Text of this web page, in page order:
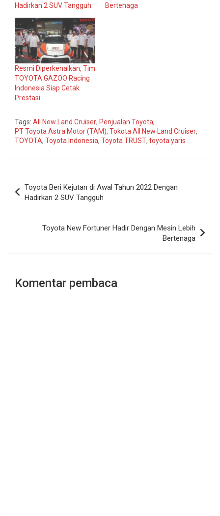
Hadirkan 2 SUV Tangguh
Bertenaga
Resmi Diperkenalkan, Tim
TOYOTA GAZOO Racing
Indonesia Siap Cetak
Prestasi
Tags: All New Land Cruiser, Penjualan Toyota,
PT Toyota Astra Motor (TAM), Tokota All New Land Cruiser,
TOYOTA, Toyota Indonesia, Toyota TRUST, toyota yaris
pos
Toyota Beri Kejutan di Awal Tahun 2022 Dengan
Hadirkan 2 SUV Tangguh
Toyota New Fortuner Hadir Dengan Mesin Lebih
Bertenaga
Komentar pembaca